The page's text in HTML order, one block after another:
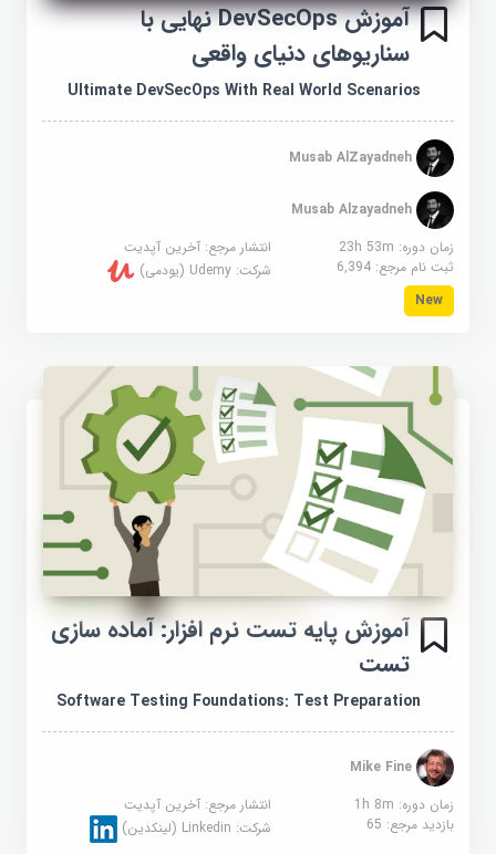
آموزش DevSecOps نهایی با
سناریوهای دنیای واقعی
Ultimate DevSecOps With Real World Scenarios
Musab AlZayadneh
Musab Alzayadneh
زمان دوره: 23h 53m
انتشار مرجع:آخرین آپدیت
ثبت نام مرجع:6,394 شرکت:Udemy (یودمی)
New
آموزش پایه تست نرم افزار: آماده سازی
تست
Software Testing Foundations: Test Preparation
Mike Fine
زمان دوره: 1h 8m
انتشار مرجع:آخرین آپدیت
بازدید مرجع:65 شرکت:Linkedin (لینکدین)